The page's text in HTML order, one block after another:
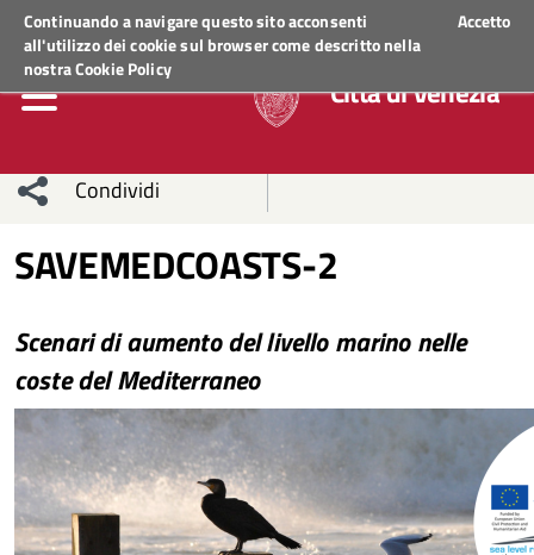
Continuando a navigare questo sito acconsenti
all'utilizzo dei cookie sul browser come descritto nella
nostraCookie Policy
Accetto
Regione Veneto ACCEDI AI SERVIZI
Città di Venezia
Condividi
network
Condividi
Condividi
Facebook
su
Twitter
Condividi
su
Facebook
Condividi
su
Whatsapp
SAVEMEDCOASTS-2
Scenari di aumento del livello marino nelle
coste del Mediterraneo